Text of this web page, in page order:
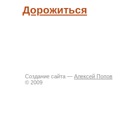
Дорожиться
Создание сайта — Алексей Попов
© 2009